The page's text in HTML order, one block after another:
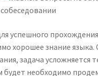
успешного
хорошее знание языка.
задача усложняется
необходимо